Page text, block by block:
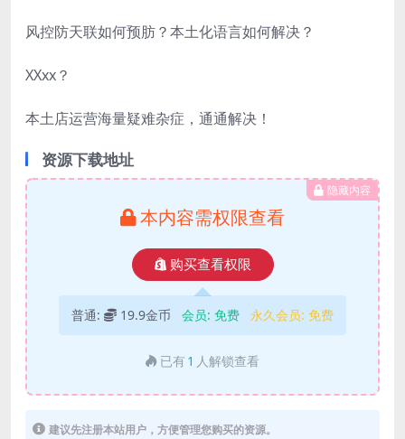
风控防天联如何预肪？本土化语言如何解决？
XXxx？
本土店运营海量疑难杂症，通通解决！
资源下载地址
隐藏内容
本内容需权限查看
购买查看权限
普通: 19.9金币 会员: 免费 永久会员: 免费
已有 1 人解锁查看
建议先注册本站用户，方便管理您购买的资源。